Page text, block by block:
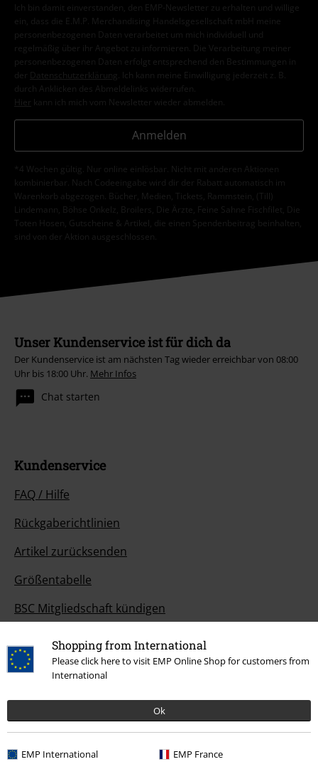
Shopping from International
Please click here to visit EMP Online Shop for customers from
International
Ok
EMP International EMP France
Ich bin damit einverstanden, den EMP-Newsletter zu erhalten und willige
ein, dass die E.M.P. Merchandising Handelsgesellschaft mbH meine
personenbezogenen Daten verarbeitet um mich individuell und
regelmäßig über ihr Angebot zu informieren. Die Verarbeitung meiner
personenbezogenen Daten erfolgt entsprechend den Bestimmungen in
der
Datenschutzerklärung
. Ich kann meine Einwilligung jederzeit z. B.
durch Anklicken des Abmeldelinks widerrufen.
Hier kann ich mich vom Newsletter wieder abmelden.
Anmelden
*4 Wochen gültig. Nur online einlösbar. Nicht mit anderen Aktionen
kombinierbar. Nach Codeeingabe wird dir der Rabatt automatisch im
Warenkorb abgezogen. Bücher, Medien, Tickets, Rammstein, (Till)
Lindemann, Böhse Onkelz, Broilers, Die Ärzte, Feine Sahne Fischfilet, Die
Toten Hosen, Gutscheine & Artikel, die einen Spendenbeitrag beinhalten,
sind von der Aktion ausgeschlossen.
Unser Kundenservice ist für dich da
Der Kundenservice ist am nächsten Tag wieder erreichbar von 08:00
Uhr bis 18:00 Uhr. Mehr Infos
Chat starten
Kundenservice
FAQ / Hilfe
Rückgaberichtlinien
Artikel zurücksenden
Größentabelle
BSC Mitgliedschaft kündigen
Zahlungsarten
Angebote für dich
Magazin
Gewinnspiele